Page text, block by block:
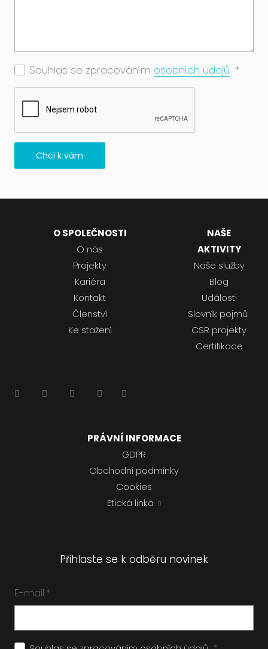
Souhlas se zpracováním osobních údajů *
Chci k vám
O SPOLEČNOSTI
O nás
Projekty
Kariéra
Kontakt
Členství
Ke stažení
NAŠE
AKTIVITY
Naše služby
Blog
Události
Slovník pojmů
CSR projekty
Certifikace
PRÁVNÍ INFORMACE
GDPR
Obchodní podmínky
Cookies
Etická linka
Přihlaste se k odběru novinek
E-mail *